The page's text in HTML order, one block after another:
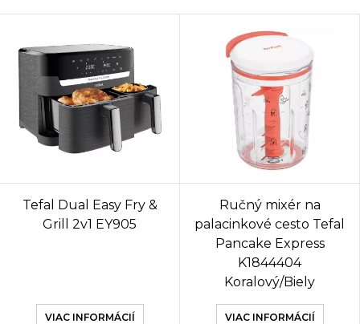
Tefal Dual Easy Fry &
Grill 2v1 EY905
VIAC INFORMÁCIÍ
Ručný mixér na
palacinkové cesto Tefal
Pancake Express
K1844404
Koralový/Biely
VIAC INFORMÁCIÍ